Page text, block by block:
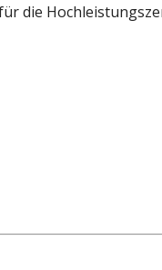
die